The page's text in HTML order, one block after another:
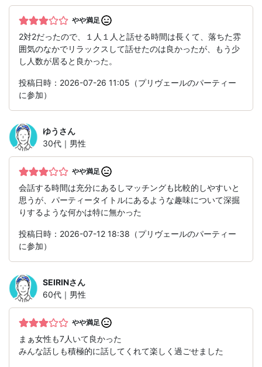
やや満足
2対2だったので、１人１人と話せる時間は長くて、落ちた雰
囲気のなかでリラックスして話せたのは良かったが、もう少
し人数が居ると良かった。
投稿日時：2026-07-26 11:05（プリヴェールのパーティー
に参加）
ゆう さん
30代｜男性
やや満足
会話する時間は充分にあるしマッチングも比較的しやすいと
思うが、パーティータイトルにあるような趣味について深掘
りするような何かは特に無かった
投稿日時：2026-07-12 18:38（プリヴェールのパーティー
に参加）
SEIRINさん
60代｜男性
やや満足
まぁ女性も7人いて良かった
みんな話しも積極的に話してくれて楽しく過ごせました